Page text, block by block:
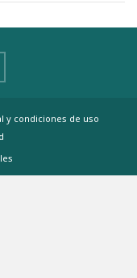
y condiciones de uso